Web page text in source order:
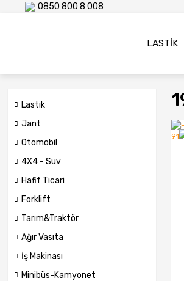
0850 800 8 008
LASTIK
Lastik
Jant
Otomobil
4X4 - Suv
Hafif Ticari
Forklift
Tarım&Traktör
Ağır Vasıta
İş Makinası
Minibüs-Kamyonet